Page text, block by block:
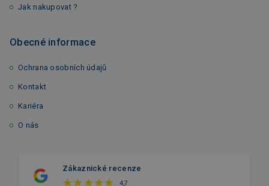
Jak nakupovat ?
Obecné informace
Ochrana osobních údajů
Kontakt
Kariéra
O nás
Zákaznické recenze
4,7